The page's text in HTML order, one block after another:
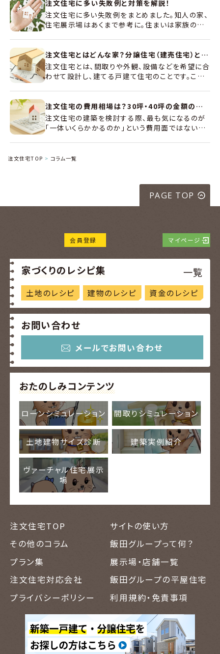
注文住宅に多い失敗例と対策を解説！
注文住宅に多い失敗例をまとめました。知人の家、
住宅展示場はあくまで参考に。住まいは家族の形
りません。
注文住宅とはどんな家？分譲住宅（建売住宅）との違いやメリット・デメリット、費用相場を解説
注文住宅とは、間取りや外観、設備などを希望に合
わせて設計し、建てる戸建て住宅のことです。この
相場、メリット・デメリットをわかりやすく解説しま
す。
注文住宅の費用相場は？30坪・40坪の金額の差や土地価格の推移、費用削減のコツを解説
注文住宅の建築を検討する際、最も気になるのが
「一体いくらかかるのか」という費用面ではないで
解説します。無理のない資金計画を立てるための
注文住宅TOP コラム一覧
PAGE TOP
会員登録 マイページ
家づくりのレシピ集 一覧
土地のレシピ 建物のレシピ 資金のレシピ
お問い合わせ
メールでお問い合わせ
おたのしみコンテンツ
ローンシミュレーション 間取りシミュレーション
土地建物サイズ診断 建築実例紹介
ヴァーチャル住宅展示
場
注文住宅TOP
サイトの使い方
その他のコラム
飯田グループって何？
プラン集
展示場・店舗一覧
注文住宅対応会社
飯田グループの平屋住宅
プライバシーポリシー
利用規約・免責事項